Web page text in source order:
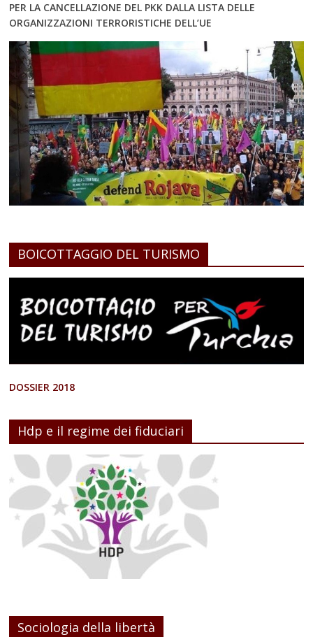
PER LA CANCELLAZIONE DEL PKK DALLA LISTA DELLE
ORGANIZZAZIONI TERRORISTICHE DELL’UE
BOICOTTAGGIO DEL TURISMO
DOSSIER 2018
Hdp e il regime dei fiduciari
Sociologia della libertà